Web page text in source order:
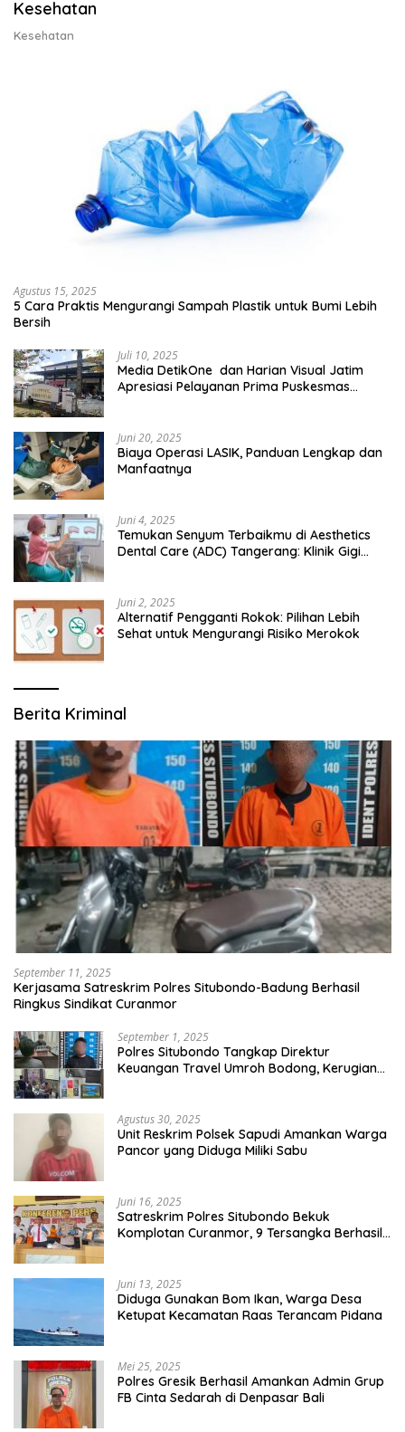
Kesehatan
Kesehatan
Agustus 15, 2025
5 Cara Praktis Mengurangi Sampah Plastik untuk Bumi Lebih
Bersih
Juli 10, 2025
Media DetikOne dan Harian Visual Jatim
Apresiasi Pelayanan Prima Puskesmas
Juni 20, 2025
Biaya Operasi LASIK, Panduan Lengkap dan
Manfaatnya
Juni 4, 2025
Temukan Senyum Terbaikmu di Aesthetics
Dental Care (ADC) Tangerang: Klinik Gigi
Juni 2, 2025
Alternatif Pengganti Rokok: Pilihan Lebih
Sehat untuk Mengurangi Risiko Merokok
Berita Kriminal
September 11, 2025
Kerjasama Satreskrim Polres Situbondo-Badung Berhasil
Ringkus Sindikat Curanmor
September 1, 2025
Polres Situbondo Tangkap Direktur
Keuangan Travel Umroh Bodong, Kerugian
Agustus 30, 2025
Unit Reskrim Polsek Sapudi Amankan Warga
Pancor yang Diduga Miliki Sabu
Juni 16, 2025
Satreskrim Polres Situbondo Bekuk
Komplotan Curanmor, 9 Tersangka Berhasil
Juni 13, 2025
Diduga Gunakan Bom Ikan, Warga Desa
Ketupat Kecamatan Raas Terancam Pidana
Mei 25, 2025
Polres Gresik Berhasil Amankan Admin Grup
FB Cinta Sedarah di Denpasar Bali